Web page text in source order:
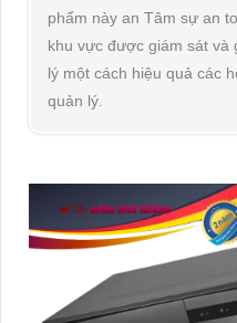
phẩm này an Tâm sự an
khu vực được giám sát và
lý một cách hiệu quả các
quản lý.